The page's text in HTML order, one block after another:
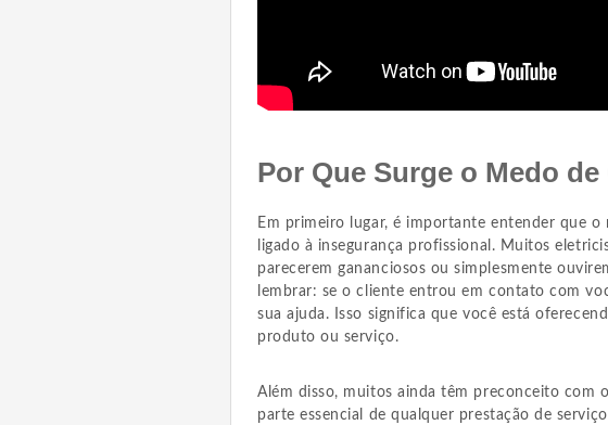
Por Que Surge o Medo
Em primeiro lugar, é importante entender que
ligado à insegurança profissional. Muitos
parecerem gananciosos ou simplesmente
lembrar: se o cliente entrou em contato com
sua ajuda. Isso significa que você está
produto ou serviço.
Além disso, muitos ainda têm preconceito com
parte essencial de qualquer prestação de